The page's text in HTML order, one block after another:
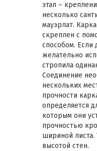
этап –
несколько
мауэрлат.
скреплен с
способом. Если
желательно
стропила
Соединение
нескольких
прочности
определяется
которым они
прочностью
шириной листа.
высотой стен.